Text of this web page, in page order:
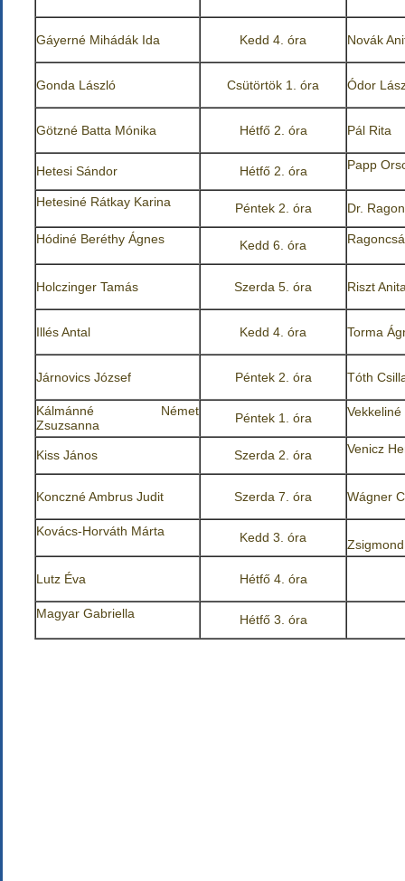
Gáyerné Mihádák Ida Kedd 4. óra Novák
Gonda László Csütörtök 1. óra Ódor
Götzné Batta Mónika Hétfő 2. óra Pál Rita
Hetesi Sándor Hétfő 2. óra Papp
Hetesiné Rátkay Karina Péntek 2. óra Dr.
Hódiné Beréthy Ágnes Kedd 6. óra
Holczinger Tamás Szerda 5. óra Riszt
Illés Antal Kedd 4. óra Torma
Járnovics József Péntek 2. óra Tóth
Kálmánné Német
Zsuzsanna
Péntek 1. óra
Kiss János Szerda 2. óra Venicz
Konczné Ambrus Judit Szerda 7. óra Wágner
Kovács-Horváth Márta Kedd 3. óra
Lutz Éva Hétfő 4. óra
Magyar Gabriella Hétfő 3. óra